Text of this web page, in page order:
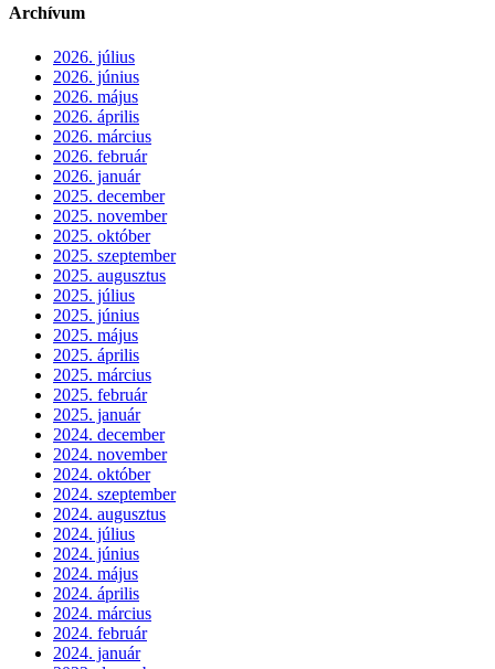
Archívum
2026. július
2026. június
2026. május
2026. április
2026. március
2026. február
2026. január
2025. december
2025. november
2025. október
2025. szeptember
2025. augusztus
2025. július
2025. június
2025. május
2025. április
2025. március
2025. február
2025. január
2024. december
2024. november
2024. október
2024. szeptember
2024. augusztus
2024. július
2024. június
2024. május
2024. április
2024. március
2024. február
2024. január